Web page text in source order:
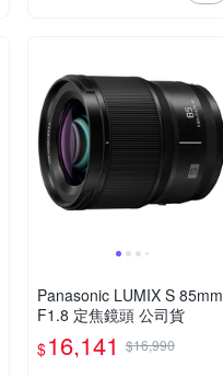
Panasonic LUMIX S 85mm
F1.8 定焦鏡頭 公司貨
$16,141 $16,990